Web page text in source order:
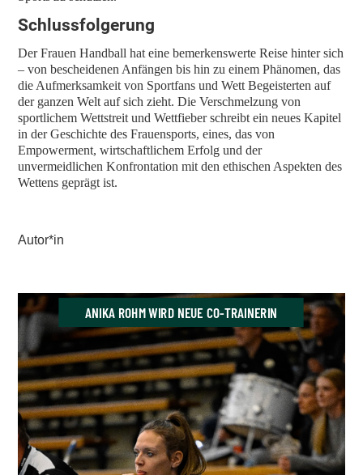
Schlussfolgerung
Der Frauen Handball hat eine bemerkenswerte Reise hinter sich
– von bescheidenen Anfängen bis hin zu einem Phänomen, das
die Aufmerksamkeit von Sportfans und Wett Begeisterten auf
der ganzen Welt auf sich zieht. Die Verschmelzung von
sportlichem Wettstreit und Wettfieber schreibt ein neues Kapitel
in der Geschichte des Frauensports, eines, das von
Empowerment, wirtschaftlichem Erfolg und der
unvermeidlichen Konfrontation mit den ethischen Aspekten des
Wettens geprägt ist.
Autor*in
ANIKA ROHM WIRD NEUE CO-TRAINERIN